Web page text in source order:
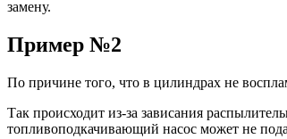
замену.
Пример №2
По причине того, что в цилиндрах не
Так происходит из-за зависания
топливоподкачивающий насос может не